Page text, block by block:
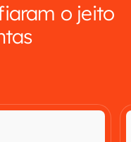
o jeito